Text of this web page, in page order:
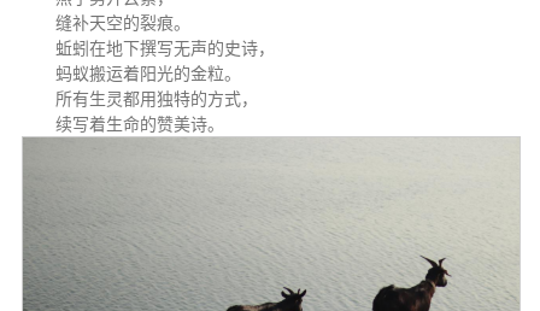
缝补天空的裂痕。
蚯蚓在地下撰写无声的史诗，
蚂蚁搬运着阳光的金粒。
所有生灵都用独特的方式，
续写着生命的赞美诗。